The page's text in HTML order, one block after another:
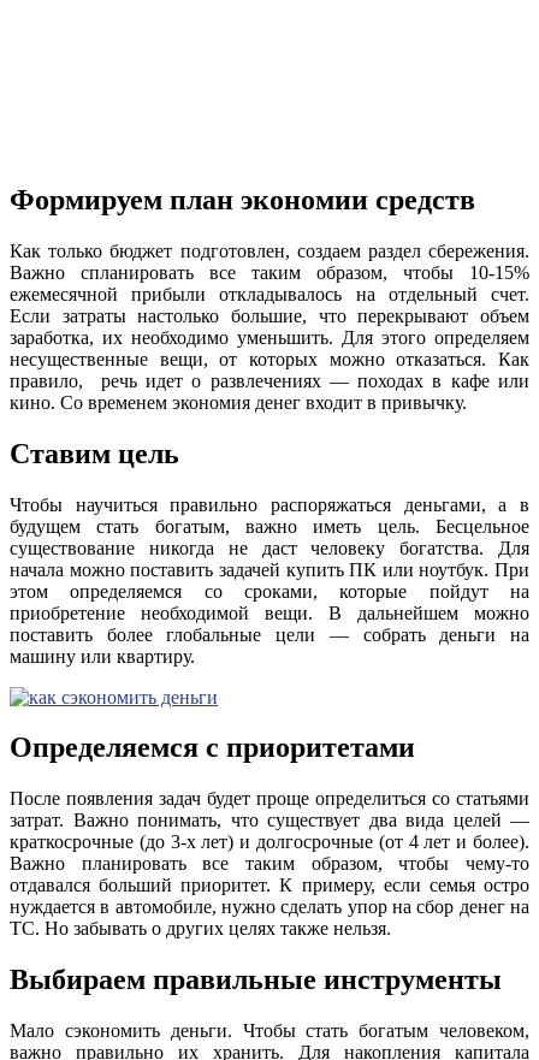
Формируем план экономии средств
Как только бюджет подготовлен, создаем раздел сбережения.
Важно спланировать все таким образом, чтобы 10-15%
ежемесячной прибыли откладывалось на отдельный счет.
Если затраты настолько большие, что перекрывают объем
заработка, их необходимо уменьшить. Для этого определяем
несущественные вещи, от которых можно отказаться. Как
правило, речь идет о развлечениях — походах в кафе или
кино. Со временем экономия денег входит в привычку.
Ставим цель
Чтобы научиться правильно распоряжаться деньгами, а в
будущем стать богатым, важно иметь цель. Бесцельное
существование никогда не даст человеку богатства. Для
начала можно поставить задачей купить ПК или ноутбук. При
этом определяемся со сроками, которые пойдут на
приобретение необходимой вещи. В дальнейшем можно
поставить более глобальные цели — собрать деньги на
машину или квартиру.
Определяемся с приоритетами
После появления задач будет проще определиться со статьями
затрат. Важно понимать, что существует два вида целей —
краткосрочные (до 3-х лет) и долгосрочные (от 4 лет и более).
Важно планировать все таким образом, чтобы чему-то
отдавался больший приоритет. К примеру, если семья остро
нуждается в автомобиле, нужно сделать упор на сбор денег на
ТС. Но забывать о других целях также нельзя.
Выбираем правильные инструменты
Мало сэкономить деньги. Чтобы стать богатым человеком,
важно правильно их хранить. Для накопления капитала